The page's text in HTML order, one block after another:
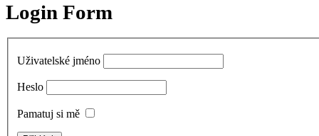
Login Form
Uživatelské jméno
Heslo
Pamatuj si mě